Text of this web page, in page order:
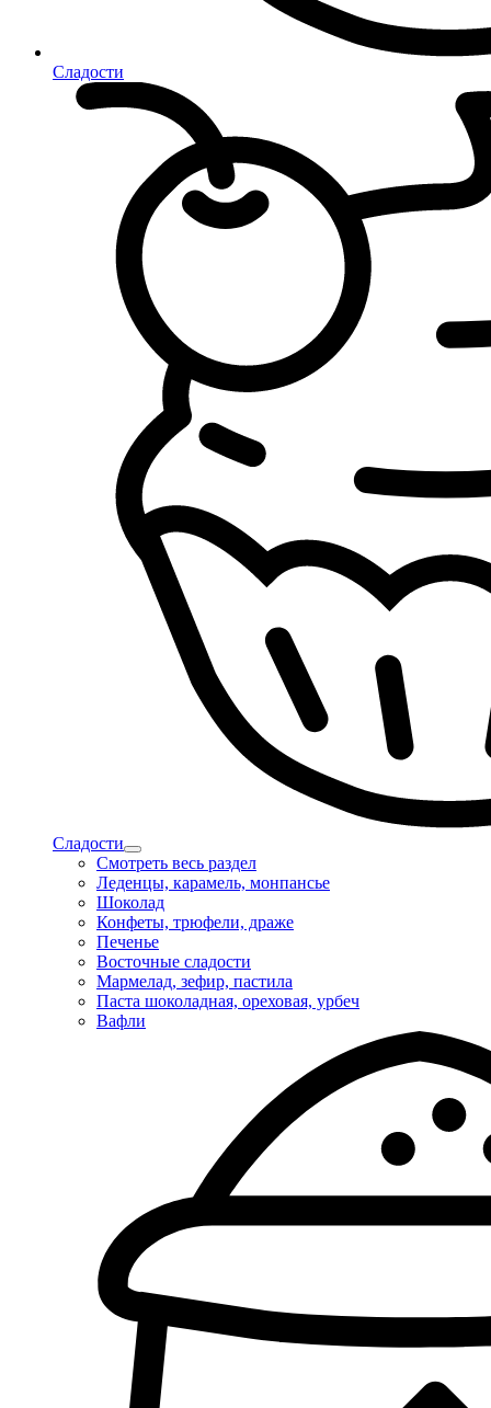
Сладости
Сладости
Смотреть весь раздел
Леденцы, карамель, монпансье
Шоколад
Конфеты, трюфели, драже
Печенье
Восточные сладости
Мармелад, зефир, пастила
Паста шоколадная, ореховая, урбеч
Вафли